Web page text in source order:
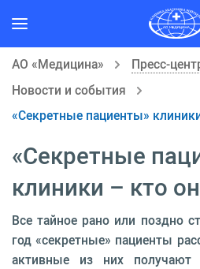
АО «Медицина»
Пресс-
Новости и события
«Секретные пациенты»
«Секретные
клиники – кто
Все тайное рано или поздно
год «секретные» пациенты
активные из них